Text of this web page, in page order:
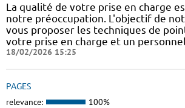
La qualité de votre prise en charge
notre préoccupation. L'objectif de
vous proposer les techniques de
votre prise en charge et un
18/02/2026 15:25
PAGES
relevance: 100%